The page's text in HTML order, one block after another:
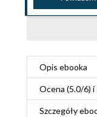
Opis ebooka
Ocena (5.0/6) i
Szczegóły